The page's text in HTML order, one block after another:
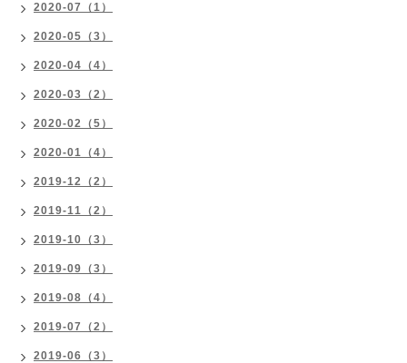
2020-07（1）
2020-05（3）
2020-04（4）
2020-03（2）
2020-02（5）
2020-01（4）
2019-12（2）
2019-11（2）
2019-10（3）
2019-09（3）
2019-08（4）
2019-07（2）
2019-06（3）